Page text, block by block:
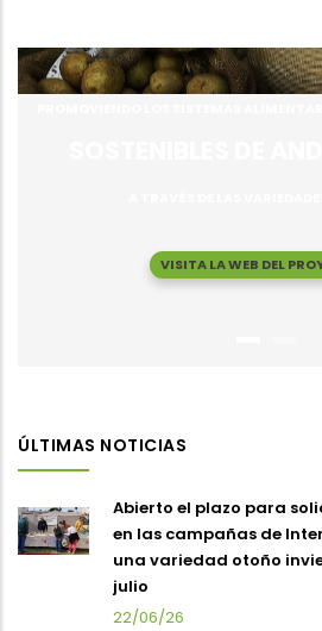
VISITA LA WEB DEL
ÚLTIMAS NOTICIAS
Abierto el plazo para
en las campañas de
una variedad otoño
julio
22/06/26